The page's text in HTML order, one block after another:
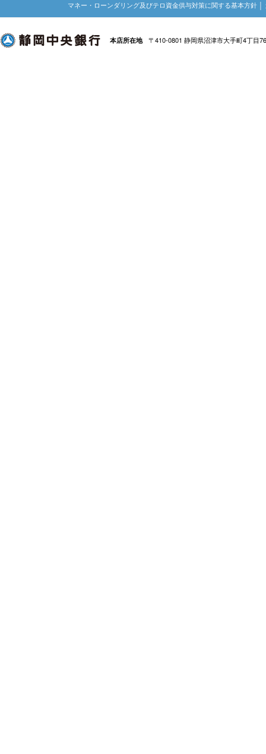
マネー・ローンダリング及びテロ資金供与対策に関する基本方針 │
本店所在地 〒410-0801 静岡県沼津市大手町4丁目